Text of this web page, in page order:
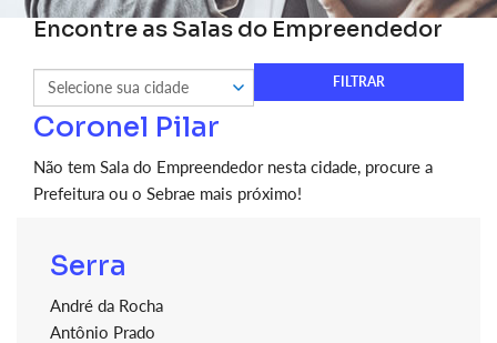
Encontre as Salas do Empreendedor
Coronel Pilar
Não tem Sala do Empreendedor nesta cidade, procure a
Prefeitura ou o Sebrae mais próximo!
Serra
André da Rocha
Antônio Prado